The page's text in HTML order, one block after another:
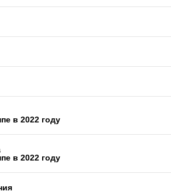
в 2022 году
в 2022 году